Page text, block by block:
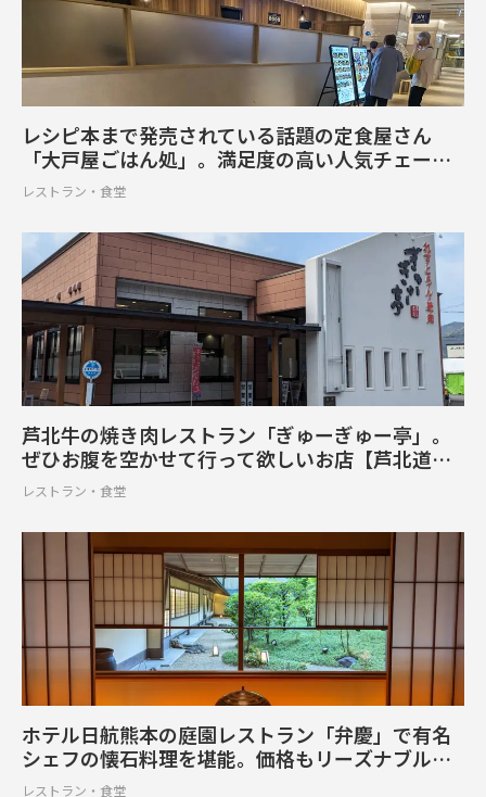
レシピ本まで発売されている話題の定食屋さん
「大戸屋ごはん処」。満足度の高い人気チェーン
店【サクラマチクマモト地下1階】
レストラン・食堂
芦北牛の焼き肉レストラン「ぎゅーぎゅー亭」。
ぜひお腹を空かせて行って欲しいお店【芦北道の
駅 でこぽん敷地内】
レストラン・食堂
ホテル日航熊本の庭園レストラン「弁慶」で有名
シェフの懐石料理を堪能。価格もリーズナブルで
ファミリー層にもおすすめ【上通町】
レストラン・食堂